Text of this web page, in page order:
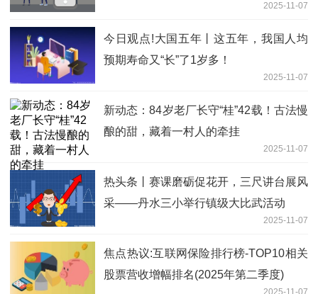
2025-11-07
今日观点!大国五年丨这五年，我国人均
预期寿命又“长”了1岁多！
2025-11-07
新动态：84岁老厂长守“桂”42载！古法慢
酿的甜，藏着一村人的牵挂
2025-11-07
热头条丨赛课磨砺促花开，三尺讲台展风
采——丹水三小举行镇级大比武活动
2025-11-07
焦点热议:互联网保险排行榜-TOP10相关
股票营收增幅排名(2025年第二季度)